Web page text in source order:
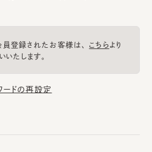
登録されたお客様は、 こちらより
いたします。
ードの再設定